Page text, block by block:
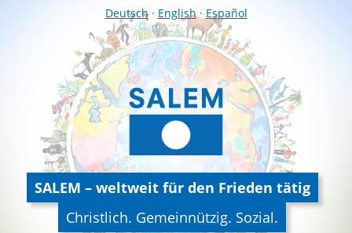
SALEM – weltweit für den Frieden tätig
Christlich. Gemeinnützig. Sozial.
Deutsch· English· Español